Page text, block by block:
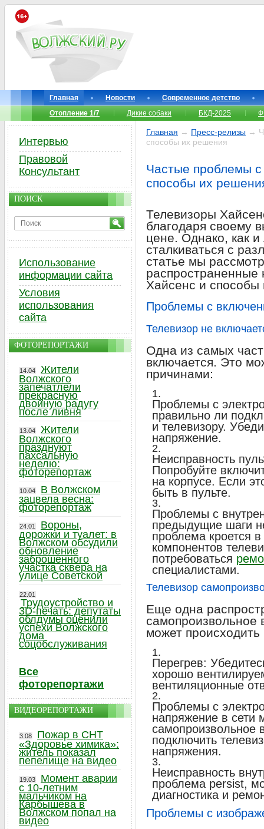
Главная Новости
Современное детство
Отопление 1/7
Дикие собаки БКД-2025
Главная → Пресс-релизы →
способы их решения
Частые проблемы
способы их
Телевизоры
благодаря своему
цене. Однако, как
сталкиваться с
статье мы
распространенные
Хайсенс и способы
Проблемы с
Телевизор не
Одна из самых
включается. Это
причинами:
Проблемы с
правильно ли
и телевизору.
напряжение.
Неисправность
Попробуйте
на корпусе. Если
быть в пульте.
Проблемы с
предыдущие шаги
проблема кроется
компонентов
потребоваться
специалистами.
Телевизор
Еще одна
самопроизвольное
может
Перегрев:
хорошо
вентиляционные
Проблемы с
напряжение в сети
самопроизвольное
подключить
напряжения.
Неисправность
проблема persist,
диагностика и
Проблемы с
Интервью
Правовой
Консультант
ПОИСК
Использование
информации сайта
Условия
использования
сайта
ФОТОРЕПОРТАЖИ
14.04
Жители
Волжского
запечатлели
прекрасную
двойную радугу
после ливня
13.04
Жители
Волжского
празднуют
пахсальную
неделю:
фоторепортаж
10.04
В Волжском
зацвела весна:
фоторепортаж
24.01
Вороны,
дорожки и туалет: в
Волжском обсудили
обновление
заброшенного
участка сквера на
улице Советской
22.01
Трудоустройство и
3D-печать: депутаты
облдумы оценили
успехи Волжского
дома
соцобслуживания
Все
фоторепортажи
ВИДЕОРЕПОРТАЖИ
3.08
Пожар в СНТ
«Здоровье химика»:
житель показал
пепелище на видео
19.03
Момент аварии
с 10-летним
мальчиком на
Карбышева в
Волжском попал на
видео